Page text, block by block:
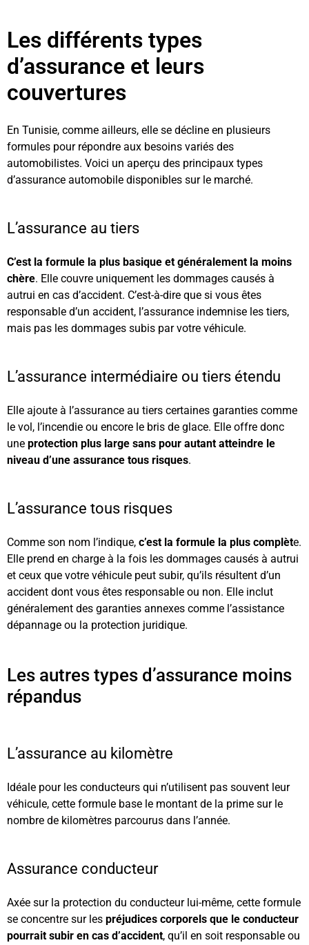
Les différents types
d’assurance et leurs
couvertures
En Tunisie, comme ailleurs, elle se décline en plusieurs
formules pour répondre aux besoins variés des
automobilistes. Voici un aperçu des principaux types
d’assurance automobile disponibles sur le marché.
L’assurance au tiers
C’est la formule la plus basique et généralement la moins
chère. Elle couvre uniquement les dommages causés à
autrui en cas d’accident. C’est-à-dire que si vous êtes
responsable d’un accident, l’assurance indemnise les tiers,
mais pas les dommages subis par votre véhicule.
L’assurance intermédiaire ou tiers étendu
Elle ajoute à l’assurance au tiers certaines garanties comme
le vol, l’incendie ou encore le bris de glace. Elle offre donc
une protection plus large sans pour autant atteindre le
niveau d’une assurance tous risques.
L’assurance tous risques
Comme son nom l’indique, c’est la formule la plus complète.
Elle prend en charge à la fois les dommages causés à autrui
et ceux que votre véhicule peut subir, qu’ils résultent d’un
accident dont vous êtes responsable ou non. Elle inclut
généralement des garanties annexes comme l’assistance
dépannage ou la protection juridique.
Les autres types d’assurance moins
répandus
L’assurance au kilomètre
Idéale pour les conducteurs qui n’utilisent pas souvent leur
véhicule, cette formule base le montant de la prime sur le
nombre de kilomètres parcourus dans l’année.
Assurance conducteur
Axée sur la protection du conducteur lui-même, cette formule
se concentre sur les préjudices corporels que le conducteur
pourrait subir en cas d’accident, qu’il en soit responsable ou